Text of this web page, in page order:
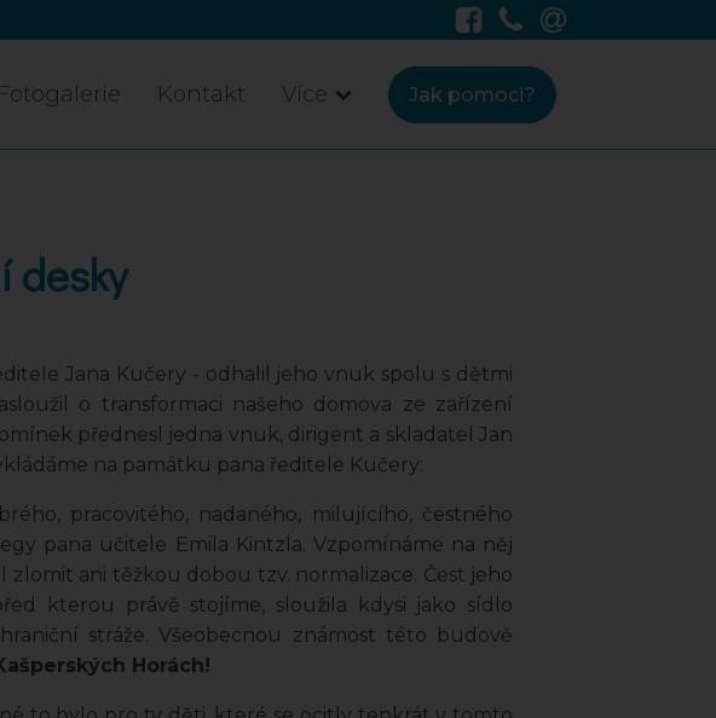
Fotogalerie Kontakt Více Jak pomoci?
desky
Jana Kučery - odhalil jeho vnuk spolu s dětmi
o transformaci našeho domova ze zařízení
přednesl jedna vnuk, dirigent a skladatel Jan
na památku pana ředitele Kučery:
pracovitého, nadaného, milujícího, čestného
pana učitele Emila Kintzla. Vzpomínáme na něj
ani těžkou dobou tzv. normalizace. Čest jeho
kterou právě stojíme, sloužila kdysi jako sídlo
stráže. Všeobecnou známost této budově
Horách!